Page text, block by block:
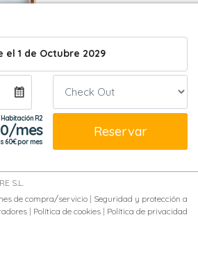
el 1 de Octubre 2029
Habitación R2
mes
60€ por mes
Reservar
S.L.
de compra/servicio | Seguridad y protección a
| Política de cookies | Política de privacidad